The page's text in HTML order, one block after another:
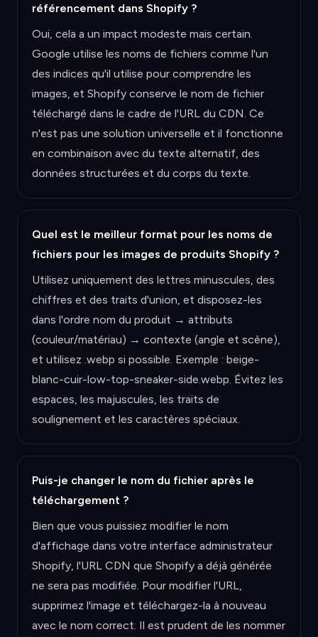
référencement dans Shopify ?
Oui, cela a un impact modeste mais certain.
Google utilise les noms de fichiers comme l'un
des indices qu'il utilise pour comprendre les
images, et Shopify conserve le nom de fichier
téléchargé dans le cadre de l'URL du CDN. Ce
n'est pas une solution universelle et il fonctionne
en combinaison avec du texte alternatif, des
données structurées et du corps du texte.
Quel est le meilleur format pour les noms de
fichiers pour les images de produits Shopify ?
Utilisez uniquement des lettres minuscules, des
chiffres et des traits d'union, et disposez-les
dans l'ordre nom du produit → attributs
(couleur/matériau) → contexte (angle et scène),
et utilisez .webp si possible. Exemple : beige-
blanc-cuir-low-top-sneaker-side.webp. Évitez les
espaces, les majuscules, les traits de
soulignement et les caractères spéciaux.
Puis-je changer le nom du fichier après le
téléchargement ?
Bien que vous puissiez modifier le nom
d'affichage dans votre interface administrateur
Shopify, l'URL CDN que Shopify a déjà générée
ne sera pas modifiée. Pour modifier l'URL,
supprimez l'image et téléchargez-la à nouveau
avec le nom correct. Il est prudent de les nommer